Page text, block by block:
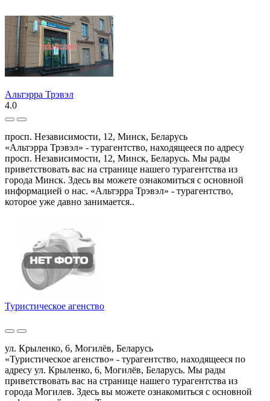
Альтэрра Трэвэл
4.0
просп. Независимости, 12, Минск, Беларусь
«Альтэрра Трэвэл» - турагентство, находящееся по адресу
просп. Независимости, 12, Минск, Беларусь. Мы рады
приветствовать вас на странице нашего турагентства из
города Минск. Здесь вы можете ознакомиться с основной
информацией о нас. «Альтэрра Трэвэл» - турагентство,
которое уже давно занимается..
Туристическое агенство
ул. Крыленко, 6, Могилёв, Беларусь
«Туристическое агенство» - турагентство, находящееся по
адресу ул. Крыленко, 6, Могилёв, Беларусь. Мы рады
приветствовать вас на странице нашего турагентства из
города Могилев. Здесь вы можете ознакомиться с основной